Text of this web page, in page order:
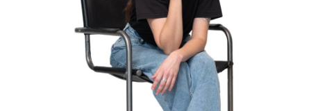
Publications ENRU